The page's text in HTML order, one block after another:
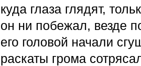
куда глаза глядят,
он ни побежал, везде
его головой начали
раскаты грома